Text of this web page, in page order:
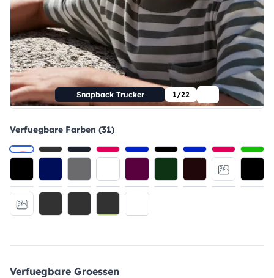
Snapback Trucker 1/22
Verfuegbare Farben (31)
Verfuegbare Groessen